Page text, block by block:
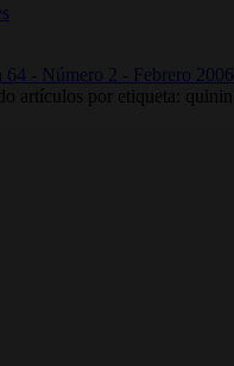
64 - Número 2 - Febrero 2006
artículos por etiqueta: quinin